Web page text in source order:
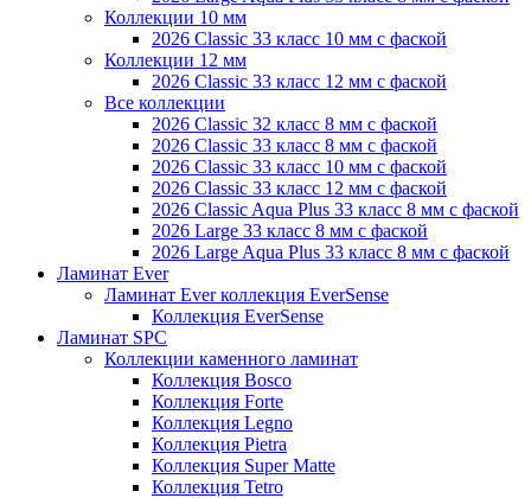
Коллекции 10 мм
2026 Classic 33 класс 10 мм с фаской
Коллекции 12 мм
2026 Classic 33 класс 12 мм с фаской
Все коллекции
2026 Classic 32 класс 8 мм с фаской
2026 Classic 33 класс 8 мм с фаской
2026 Classic 33 класс 10 мм с фаской
2026 Classic 33 класс 12 мм с фаской
2026 Classic Aqua Plus 33 класс 8 мм с фаской
2026 Large 33 класс 8 мм с фаской
2026 Large Aqua Plus 33 класс 8 мм с фаской
Ламинат Ever
Ламинат Ever коллекция EverSense
Коллекция EverSense
Ламинат SPC
Коллекции каменного ламинат
Коллекция Bosco
Коллекция Forte
Коллекция Legno
Коллекция Pietra
Коллекция Super Matte
Коллекция Tetro